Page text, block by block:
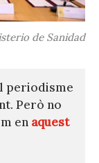
de Sanidad
periodisme
Però no
en aquest